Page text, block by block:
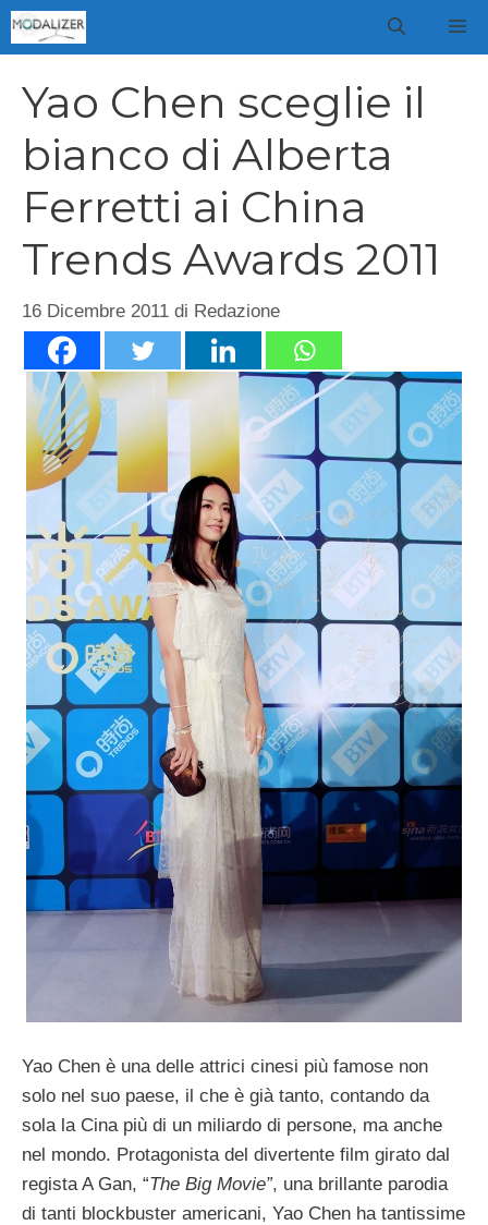
Vai
al
Yao Chen sceglie il
bianco di Alberta
Ferretti ai China
Trends Awards 2011
16 Dicembre 2011 di Redazione
Yao Chen è una delle attrici cinesi più famose non
solo nel suo paese, il che è già tanto, contando da
sola la Cina più di un miliardo di persone, ma anche
nel mondo. Protagonista del divertente film girato dal
regista A Gan, “The Big Movie”, una brillante parodia
di tanti blockbuster americani, Yao Chen ha tantissime